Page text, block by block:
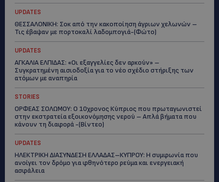
UPDATES
ΘΕΣΣΑΛΟΝΙΚΗ: Σοκ από την κακοποίηση άγριων χελωνών –
Τις έβαψαν με πορτοκαλί λαδομπογιά-(Φώτο)
UPDATES
ΑΓΚΑΛΙΑ ΕΛΠΙΔΑΣ: «Οι εξαγγελίες δεν αρκούν» –
Συγκρατημένη αισιοδοξία για το νέο σχέδιο στήριξης των
ατόμων με αναπηρία
STORIES
ΟΡΦΕΑΣ ΣΟΛΩΜΟΥ: Ο 10χρονος Κύπριος που πρωταγωνιστεί
στην εκστρατεία εξοικονόμησης νερού – Απλά βήματα που
κάνουν τη διαφορά -(Βίντεο)
UPDATES
ΗΛΕΚΤΡΙΚΗ ΔΙΑΣΥΝΔΕΣΗ ΕΛΛΑΔΑΣ–ΚΥΠΡΟΥ: Η συμφωνία που
ανοίγει τον δρόμο για φθηνότερο ρεύμα και ενεργειακή
ασφάλεια